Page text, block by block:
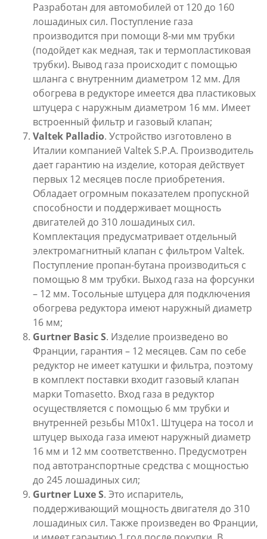
Разработан для автомобилей от 120 до 160
лошадиных сил. Поступление газа
производится при помощи 8-ми мм трубки
(подойдет как медная, так и термопластиковая
трубки). Вывод газа происходит с помощью
шланга с внутренним диаметром 12 мм. Для
обогрева в редукторе имеется два пластиковых
штуцера с наружным диаметром 16 мм. Имеет
встроенный фильтр и газовый клапан;
Valtek Palladio. Устройство изготовлено в
Италии компанией Valtek S.P.A. Производитель
дает гарантию на изделие, которая действует
первых 12 месяцев после приобретения.
Обладает огромным показателем пропускной
способности и поддерживает мощность
двигателей до 310 лошадиных сил.
Комплектация предусматривает отдельный
электромагнитный клапан с фильтром Valtek.
Поступление пропан-бутана производиться с
помощью 8 мм трубки. Выход газа на форсунки
– 12 мм. Тосольные штуцера для подключения
обогрева редуктора имеют наружный диаметр
16 мм;
Gurtner BasicS. Изделие произведено во
Франции, гарантия – 12 месяцев. Сам по себе
редуктор не имеет катушки и фильтра, поэтому
в комплект поставки входит газовый клапан
марки Tomasetto. Вход газа в редуктор
осуществляется с помощью 6 мм трубки и
внутренней резьбы М10х1. Штуцера на тосол и
штуцер выхода газа имеют наружный диаметр
16 мм и 12 мм соответственно. Предусмотрен
под автотранспортные средства с мощностью
до 245 лошадиных сил;
Gurtner LuxeS. Это испаритель,
поддерживающий мощность двигателя до 310
лошадиных сил. Также произведен во Франции,